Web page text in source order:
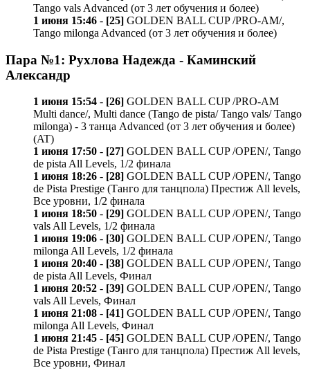
Tango vals Advanced (от 3 лет обучения и более)
1 июня 15:46 - [25] GOLDEN BALL CUP /PRO-AM/,
Tango milonga Advanced (от 3 лет обучения и более)
Пара №1: Рухлова Надежда - Каминский
Александр
1 июня 15:54 - [26] GOLDEN BALL CUP /PRO-AM
Multi dance/, Multi dance (Tango de pista/ Tango vals/ Tango
milonga) - 3 танца Advanced (от 3 лет обучения и более)
(AT)
1 июня 17:50 - [27] GOLDEN BALL CUP /OPEN/, Tango
de pista All Levels, 1/2 финала
1 июня 18:26 - [28] GOLDEN BALL CUP /OPEN/, Tango
de Pista Prestige (Танго для танцпола) Престиж All levels,
Все уровни, 1/2 финала
1 июня 18:50 - [29] GOLDEN BALL CUP /OPEN/, Tango
vals All Levels, 1/2 финала
1 июня 19:06 - [30] GOLDEN BALL CUP /OPEN/, Tango
milonga All Levels, 1/2 финала
1 июня 20:40 - [38] GOLDEN BALL CUP /OPEN/, Tango
de pista All Levels, Финал
1 июня 20:52 - [39] GOLDEN BALL CUP /OPEN/, Tango
vals All Levels, Финал
1 июня 21:08 - [41] GOLDEN BALL CUP /OPEN/, Tango
milonga All Levels, Финал
1 июня 21:45 - [45] GOLDEN BALL CUP /OPEN/, Tango
de Pista Prestige (Танго для танцпола) Престиж All levels,
Все уровни, Финал